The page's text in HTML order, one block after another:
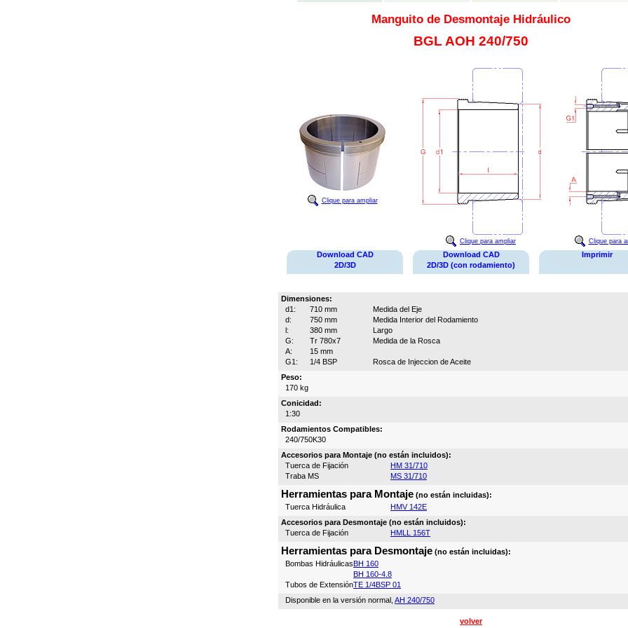
Manguito de Desmontaje Hidráulico
BGL AOH 240/750
Clique para ampliar
Clique para ampliar Clique para
Download CAD
2D/3D
Download CAD
2D/3D (con rodamiento)
Imprimir
Dimensiones:
d1:
710 mm
Medida del Eje
d:
750 mm
Medida Interior del Rodamiento
l:
380 mm
Largo
G:
Tr 780x7
Medida de la Rosca
A:
15 mm
G1:
1/4 BSP
Rosca de Injeccion de Aceite
Peso:
170 kg
Conicidad:
1:30
Rodamientos Compatibles:
240/750K30
Accesorios para Montaje (no están incluidos):
Tuerca de Fijación
HM 31/710
Traba MS
MS 31/710
Herramientas para Montaje (no están incluidas):
Tuerca Hidráulica
HMV 142E
Accesorios para Desmontaje (no están incluidos):
Tuerca de Fijación
HMLL 156T
Herramientas para Desmontaje (no están incluidas):
Bombas HidráulicasBH 160
BH 160-4.8
Tubos de ExtensiónTE 1/4BSP 01
Disponible en la versión normal, AH 240/750
volver